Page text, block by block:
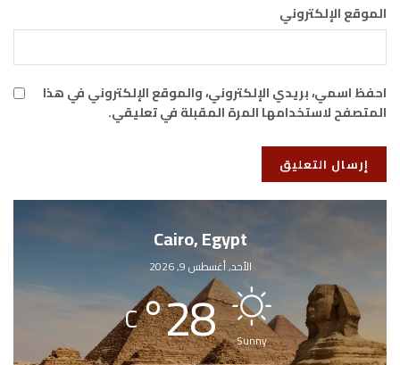
الموقع الإلكتروني
احفظ اسمي، بريدي الإلكتروني، والموقع الإلكتروني في هذا
المتصفح لاستخدامها المرة المقبلة في تعليقي.
Cairo, Egypt
الأحد, أغسطس 9, 2026
Sunny
28
°
C